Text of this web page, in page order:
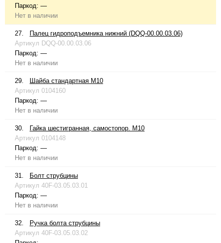
Паркод: —
Нет в наличии
27.
Палец гидроподъемника нижний (DQQ-00.00.03.06)
Артикул DQQ-00.00.03.06
Паркод: —
Нет в наличии
29.
Шайба стандартная М10
Артикул 0104160
Паркод: —
Нет в наличии
30.
Гайка шестигранная, самостопор. М10
Артикул 0104148
Паркод: —
Нет в наличии
31.
Болт струбцины
Артикул 40F-03.05.03.01
Паркод: —
Нет в наличии
32.
Ручка болта струбцины
Артикул 40F-03.05.03.02